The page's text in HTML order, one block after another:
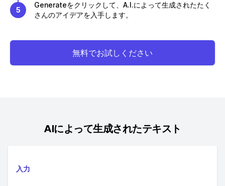
5
Generateをクリックして、A.I.によって生成されたたく
さんのアイデアを入手します。
無料でお試しください
AIによって生成されたテキスト
入力